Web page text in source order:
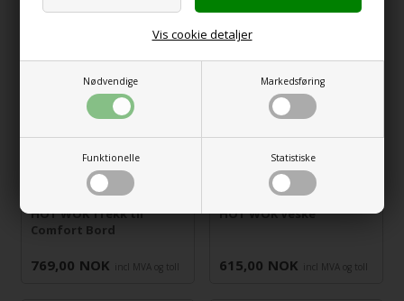
Nødvendige Markedsføring
Funktionelle Statistiske
Vis cookie detaljer
HOT WOK Trekk til
Comfort Bord
769,00 NOK incl MVA og toll
HOT WOK Veske
615,00 NOK incl MVA og toll